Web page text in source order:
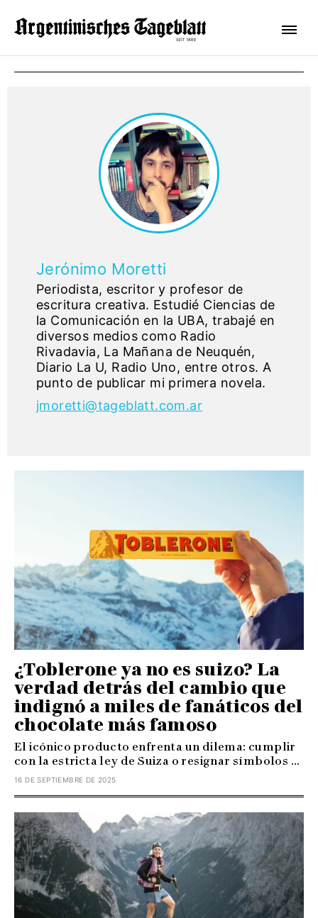
Jerónimo Moretti
Periodista, escritor y profesor de
escritura creativa. Estudié Ciencias de
la Comunicación en la UBA, trabajé en
diversos medios como Radio
Rivadavia, La Mañana de Neuquén,
Diario La U, Radio Uno, entre otros. A
punto de publicar mi primera novela.
jmoretti@tageblatt.com.ar
¿Toblerone ya no es suizo? La
verdad detrás del cambio que
indignó a miles de fanáticos del
chocolate más famoso
El icónico producto enfrenta un dilema: cumplir
con la estricta ley de Suiza o resignar símbolos ...
16 DE SEPTIEMBRE DE 2025